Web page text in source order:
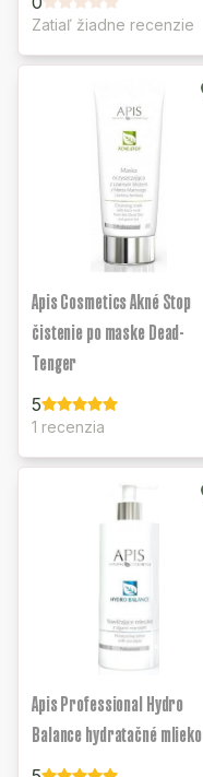
Zatiaľ žiadne recenzie
Apis Cosmetics Akné Stop
čistenie po maske Dead-
Tenger
5
1 recenzia
Apis Professional Hydro
Balance hydratačné mlieko